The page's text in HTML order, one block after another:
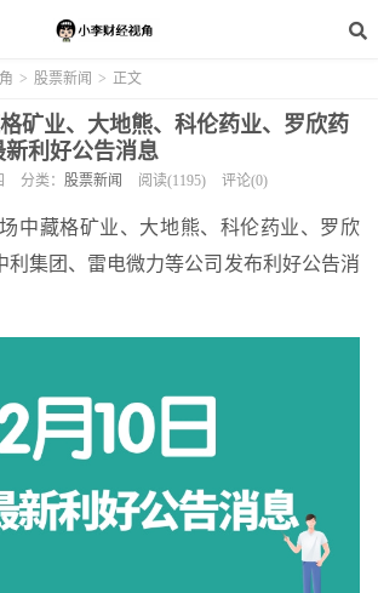
> 股票新闻 > 正文
矿业、大地熊、科伦药业、罗欣药
利好公告消息
分类： 股票新闻 阅读(1195) 评论(0)
中藏格矿业、大地熊、科伦药业、罗欣
利集团、雷电微力等公司发布利好公告消